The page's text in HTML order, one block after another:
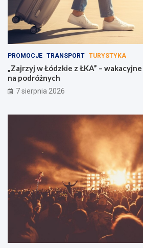
PROMOCJE TRANSPORT TURYSTYKA
„Zajrzyj w Łódzkie z ŁKA” –
na podróżnych
7 sierpnia 2026